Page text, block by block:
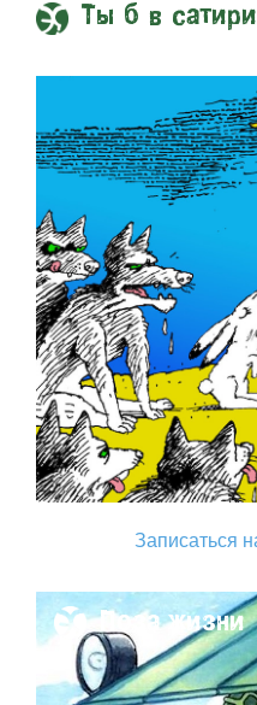
Ты б в
Записаться
Поза жизни